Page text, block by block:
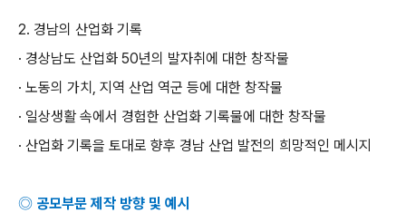
2. 경남의 산업화 기록
· 경상남도 산업화 50년의 발자취에 대한 창작물
· 노동의 가치 , 지역 산업 역군 등에 대한 창작물
· 일상생활 속에서 경험한 산업화 기록물에 대한 창작물
· 산업화 기록을 토대로 향후 경남 산업 발전의 희망적인 메시지
◎ 공모부문 제작 방향 및 예시